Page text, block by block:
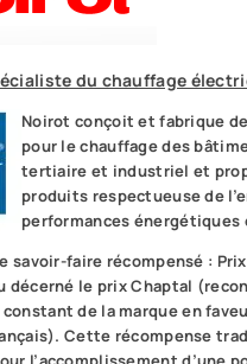
du chauffage
Noirot conçoit et fabrique
pour le chauffage des
tertiaire et industriel et
produits respectueuse de
performances
savoir-faire récompensé :
décerné le prix Chaptal
constant de la marque en
Cette récompense